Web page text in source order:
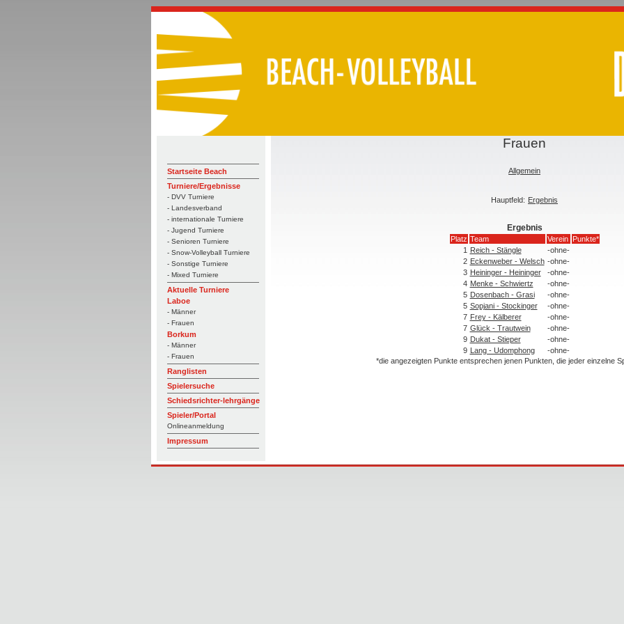
Startseite Beach
Turniere/Ergebnisse
- DVV Turniere
- Landesverband
- internationale Turniere
- Jugend Turniere
- Senioren Turniere
- Snow-Volleyball Turniere
- Sonstige Turniere
- Mixed Turniere
Aktuelle Turniere
Laboe
- Männer
- Frauen
Borkum
- Männer
- Frauen
Ranglisten
Spielersuche
Schiedsrichter-lehrgänge
Spieler/Portal
Onlineanmeldung
Impressum
Frauen
Allgemein
Hauptfeld: Ergebnis
Ergebnis
Platz Team Verein
Punkte*
1 Reich - Stängle
-ohne-
2 Eckenweber - Welsch -ohne-
3 Heininger - Heininger
-ohne-
4 Menke - Schwiertz
-ohne-
5 Dosenbach - Grasi
-ohne-
5 Sopjani - Stockinger
-ohne-
7 Frey - Kälberer
-ohne-
7 Glück - Trautwein
-ohne-
9 Dukat - Stieper
-ohne-
9 Lang - Udomphong
-ohne-
*die angezeigten Punkte entsprechen jenen Punkten, die jeder einzelne